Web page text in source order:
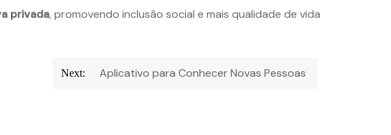
privada, promovendo inclusão social e mais qualidade de vida
Next: Aplicativo para Conhecer Novas Pessoas